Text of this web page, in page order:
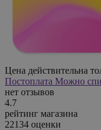
Цена действительна
Постоплата Можно
нет отзывов
4.7
рейтинг магазина
22134 оценки